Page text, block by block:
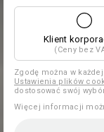
Klient
(Ceny bez
Zgodę można w
Ustawienia plików
dostosować swój
Więcej informacji